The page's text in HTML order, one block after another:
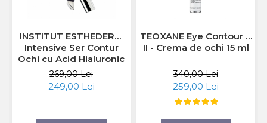
INSTITUT ESTHEDERM
Intensive Ser Contur
Ochi cu Acid Hialuronic
15ml
269,00 Lei
249,00 Lei
TEOXANE Eye Contour R
II - Crema de ochi 15 ml
340,00 Lei
259,00 Lei